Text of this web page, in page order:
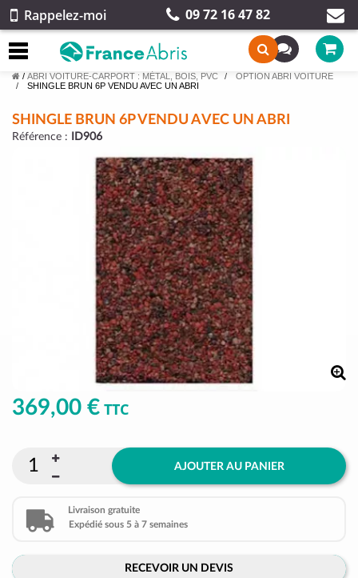
Rappelez-moi 09 72 16 47 82
/ ABRI VOITURE-CARPORT : MÉTAL, BOIS, PVC
OPTION ABRI VOITURE
SHINGLE BRUN 6P VENDU AVEC UN ABRI
SHINGLE BRUN 6P VENDU AVEC UN ABRI
Référence : ID906
369,00 € TTC
AJOUTER AU PANIER
Livraison gratuite
Expédié sous 5 à 7 semaines
RECEVOIR UN DEVIS